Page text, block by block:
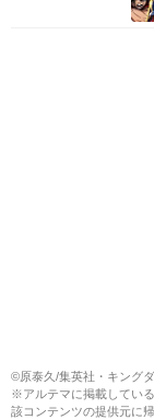
©原泰久/集英社・キング
※アルテマに掲載してい
該コンテンツの提供元に